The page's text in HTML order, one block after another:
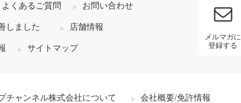
よくあるご質問 お問い合わせ
しました 店舗情報
サイトマップ
メルマガに
登録する
チャンネル株式会社について 会社概要/免許情報